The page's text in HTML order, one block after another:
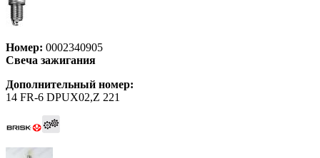
Номер: 0002340905
Свеча зажигания
Дополнительный номер:
14 FR-6 DPUX02,Z 221